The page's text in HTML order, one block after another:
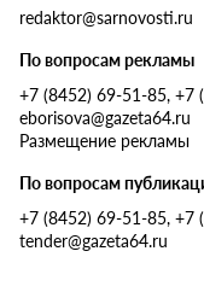
redaktor@sarnovosti.ru
По вопросам рекламы
+7 (8452) 69-51-85, +7
eborisova@gazeta64.ru
Размещение рекламы
По вопросам
+7 (8452) 69-51-85, +7
tender@gazeta64.ru